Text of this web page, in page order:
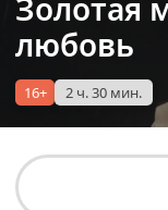
Золотая
любовь
16+ 2 ч. 30 мин.